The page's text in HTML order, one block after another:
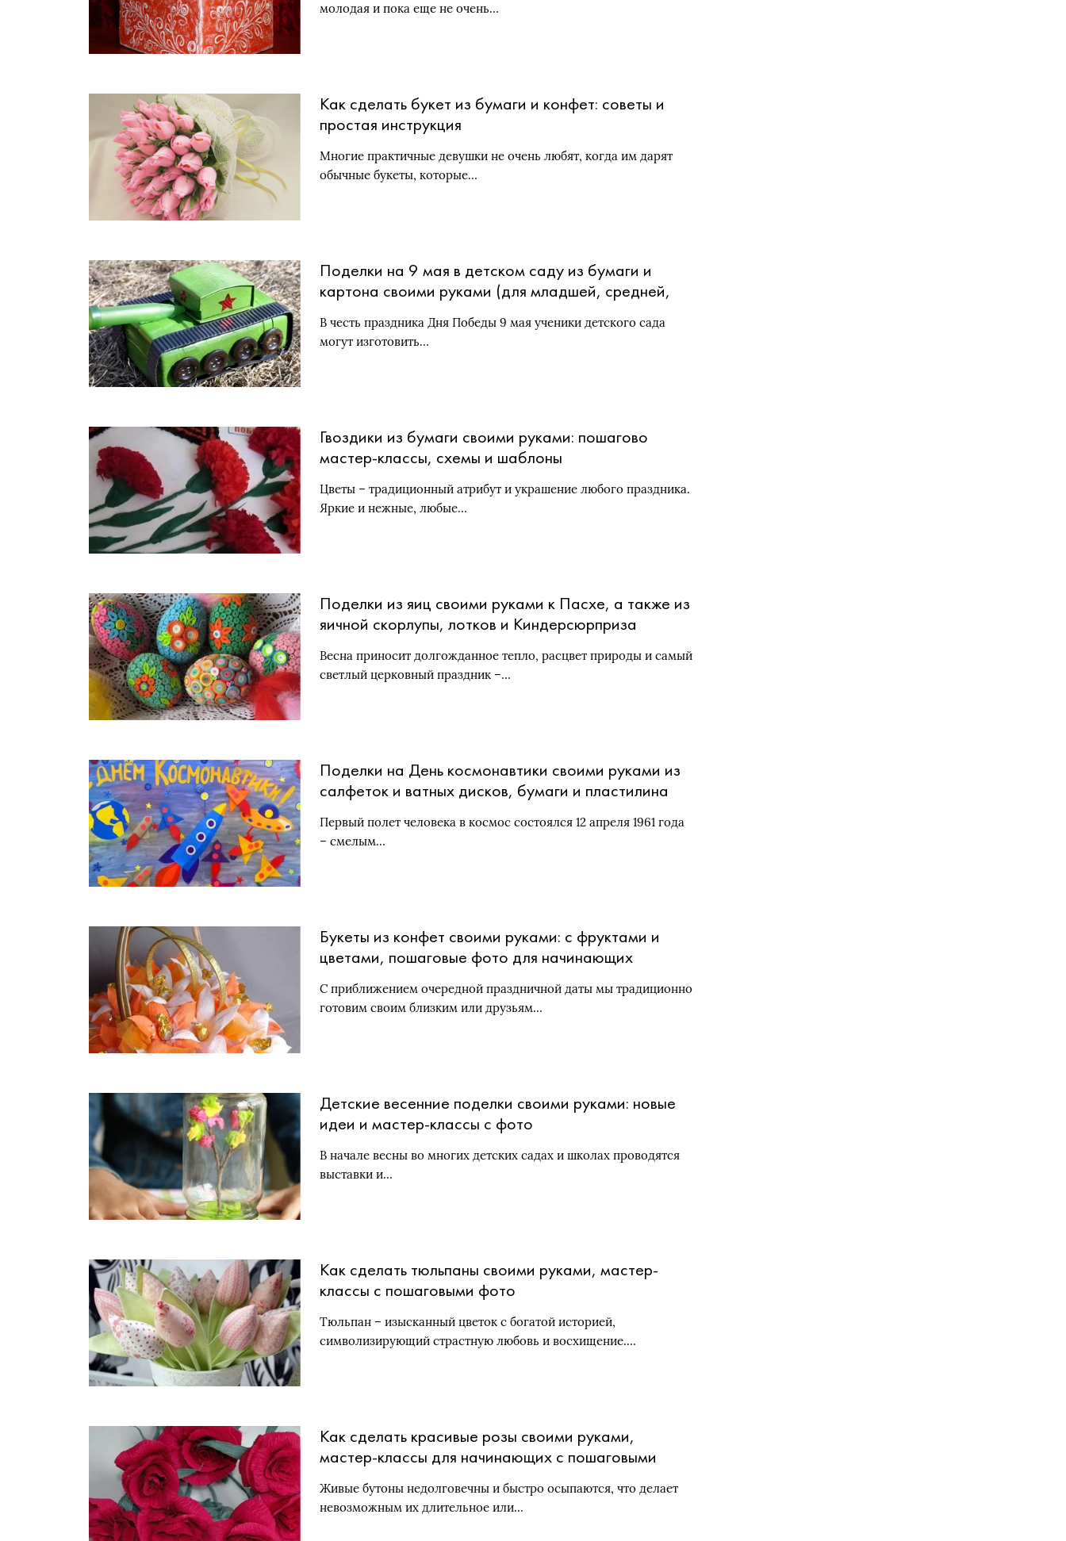
молодая и пока еще не очень…
Как сделать букет из бумаги и конфет: советы и
простая инструкция
Многие практичные девушки не очень любят, когда им дарят
обычные букеты, которые…
Поделки на 9 мая в детском саду из бумаги и
картона своими руками (для младшей, средней,
старшей и подготовительной групп)
В честь праздника Дня Победы 9 мая ученики детского сада
могут изготовить…
Гвоздики из бумаги своими руками: пошагово
мастер-классы, схемы и шаблоны
Цветы – традиционный атрибут и украшение любого праздника.
Яркие и нежные, любые…
Поделки из яиц своими руками к Пасхе, а также из
яичной скорлупы, лотков и Киндерсюрприза
Весна приносит долгожданное тепло, расцвет природы и самый
светлый церковный праздник –…
Поделки на День космонавтики своими руками из
салфеток и ватных дисков, бумаги и пластилина
Первый полет человека в космос состоялся 12 апреля 1961 года
– смелым…
Букеты из конфет своими руками: с фруктами и
цветами, пошаговые фото для начинающих
С приближением очередной праздничной даты мы традиционно
готовим своим близким или друзьям…
Детские весенние поделки своими руками: новые
идеи и мастер-классы с фото
В начале весны во многих детских садах и школах проводятся
выставки и…
Как сделать тюльпаны своими руками, мастер-
классы с пошаговыми фото
Тюльпан – изысканный цветок с богатой историей,
символизирующий страстную любовь и восхищение….
Как сделать красивые розы своими руками,
мастер-классы для начинающих с пошаговыми
Живые бутоны недолговечны и быстро осыпаются, что делает
невозможным их длительное или…